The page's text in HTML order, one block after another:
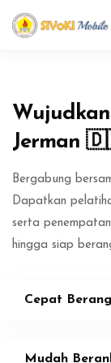
Jerman
Bergabung
Dapatkan
serta
hingga siap
Cepat
Mudah